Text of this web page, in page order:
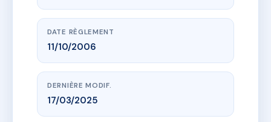
DATE RÈGLEMENT
11/10/2006
DERNIÈRE MODIF.
17/03/2025